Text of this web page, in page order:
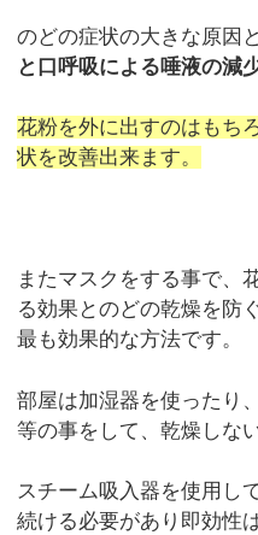
のどの症状の大きな原因
と口呼吸による唾液の減
花粉を外に出すのはもち
状を改善出来ます。
またマスクをする事で、
る効果とのどの乾燥を防
最も効果的な方法です。
部屋は加湿器を使ったり
等の事をして、乾燥しな
スチーム吸入器を使用し
続ける必要があり即効性